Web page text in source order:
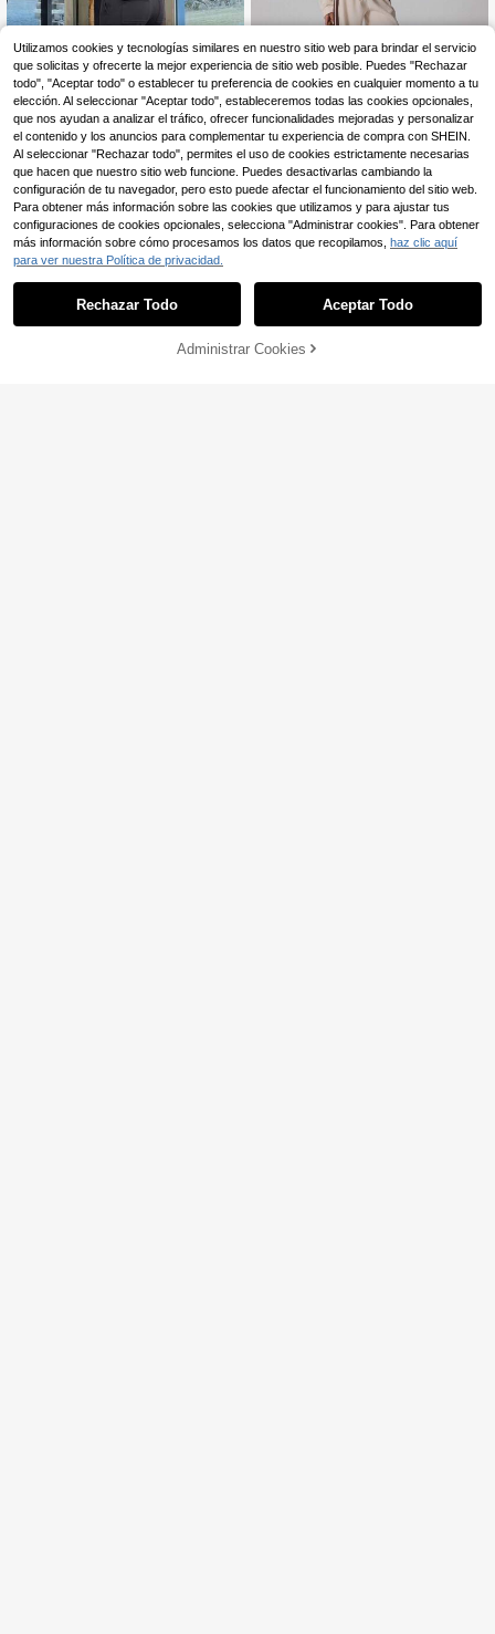
Mystra
Pantalones cargo casuales para mu
jer con bolsillos, pierna recta y ajust
e holgado para el uso diario y el oto
ño
50+ vendidos
90.208
MISSGUIDED
MISSGUIDED Pantalones casuales
de pierna ancha con tejido de gofre
MG, con rayas laterales de contrast
e y cintura con cordón, ropa de esta
$87.479 -25%
¡49% DE DESCUENTO!
Utilizamos cookies y tecnologías similares en nuestro sitio web para brindar el servicio
que solicitas y ofrecerte la mejor experiencia de sitio web posible. Puedes "Rechazar
todo", "Aceptar todo" o establecer tu preferencia de cookies en cualquier momento a tu
elección. Al seleccionar "Aceptar todo", estableceremos todas las cookies opcionales,
que nos ayudan a analizar el tráfico, ofrecer funcionalidades mejoradas y personalizar
el contenido y los anuncios para complementar tu experiencia de compra con SHEIN.
Al seleccionar "Rechazar todo", permites el uso de cookies estrictamente necesarias
que hacen que nuestro sitio web funcione. Puedes desactivarlas cambiando la
configuración de tu navegador, pero esto puede afectar el funcionamiento del sitio web.
Para obtener más información sobre las cookies que utilizamos y para ajustar tus
configuraciones de cookies opcionales, selecciona "Administrar cookies". Para obtener
más información sobre cómo procesamos los datos que recopilamos, haz clic aquí
para ver nuestra Política de privacidad.
Rechazar Todo Aceptar Todo
Administrar Cookies